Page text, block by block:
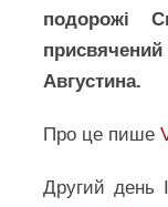
подорожі
Августина.
Про це пише
Другий день